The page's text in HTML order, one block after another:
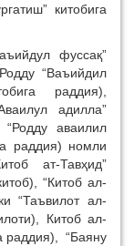
китобига
фуссақ”
“Ваъийдил
раддия),
адилла”
“Родду аваилил
раддия) номли
ат-Тавҳид”
“Китоб ал-
“Таъвилот ал-
Китоб ал-
раддия), “Баяну